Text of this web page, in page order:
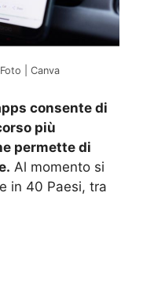
| Canva
consente di
più
permette di
Al momento si
in 40 Paesi, tra